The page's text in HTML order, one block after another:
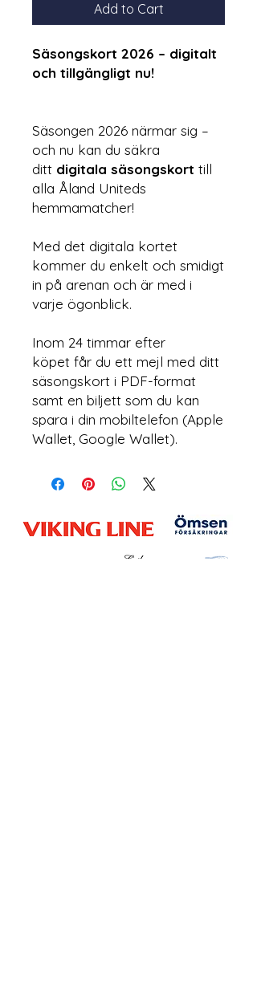
Add to Cart
Säsongskort 2026 – digitalt
och tillgängligt nu!
Säsongen 2026 närmar sig –
och nu kan du säkra
ditt digitala säsongskort till
alla Åland Uniteds
hemmamatcher!
Med det digitala kortet
kommer du enkelt och smidigt
in på arenan och är med i
varje ögonblick.
Inom 24 timmar efter
köpet får du ett mejl med ditt
säsongskort i PDF-format
samt en biljett som du kan
spara i din mobiltelefon (Apple
Wallet, Google Wallet).